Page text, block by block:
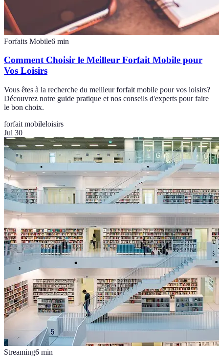
Forfaits Mobile6 min
Comment Choisir le Meilleur Forfait Mobile pour
Vos Loisirs
Vous êtes à la recherche du meilleur forfait mobile pour vos loisirs?
Découvrez notre guide pratique et nos conseils d'experts pour faire
le bon choix.
forfait mobileloisirs
Jul 30
Streaming6 min